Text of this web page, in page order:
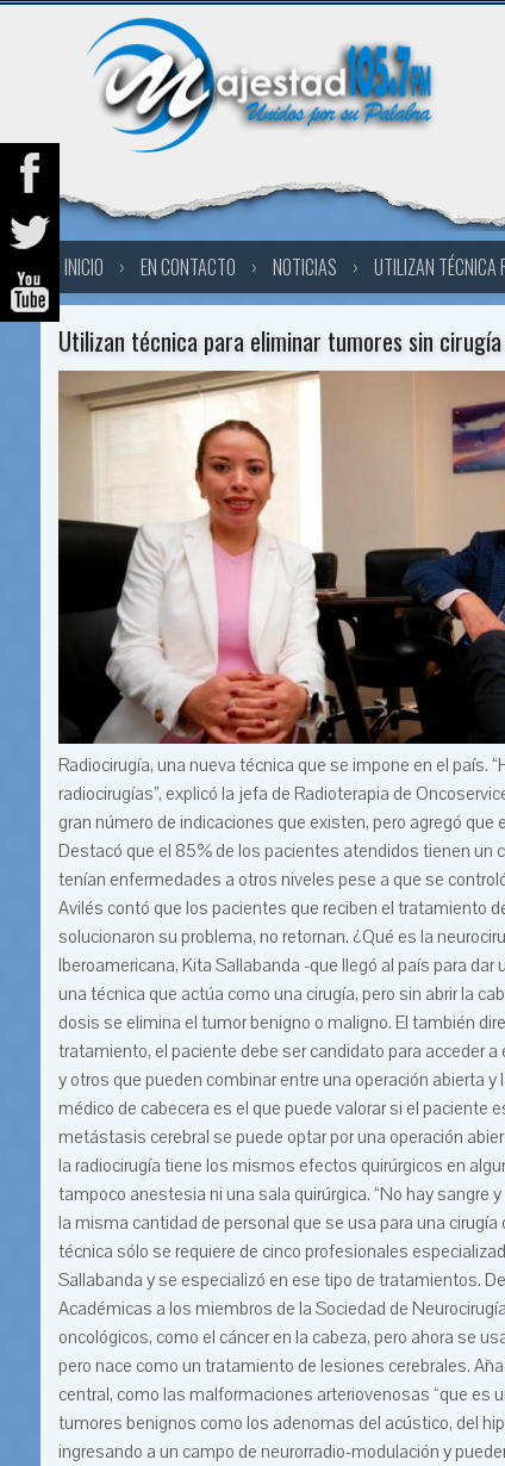
INICIO › EN CONTACTO › NOTICIAS › UTILIZAN TÉCNICA
Utilizan técnica para eliminar tumores sin cirugía
Radiocirugía, una nueva técnica que se impone en el
radiocirugías”, explicó la jefa de Radioterapia de
gran número de indicaciones que existen, pero agregó
Destacó que el 85% de los pacientes atendidos tienen un
tenían enfermedades a otros niveles pese a que se
Avilés contó que los pacientes que reciben el tratamiento
solucionaron su problema, no retornan. ¿Qué es la
Iberoamericana, Kita Sallabanda -que llegó al país para
una técnica que actúa como una cirugía, pero sin abrir la
dosis se elimina el tumor benigno o maligno. El también
tratamiento, el paciente debe ser candidato para acceder
y otros que pueden combinar entre una operación abierta
médico de cabecera es el que puede valorar si el
metástasis cerebral se puede optar por una operación
la radiocirugía tiene los mismos efectos quirúrgicos en
tampoco anestesia ni una sala quirúrgica. “No hay sangre
la misma cantidad de personal que se usa para una
técnica sólo se requiere de cinco profesionales
Sallabanda y se especializó en ese tipo de tratamientos.
Académicas a los miembros de la Sociedad de
oncológicos, como el cáncer en la cabeza, pero ahora se
pero nace como un tratamiento de lesiones cerebrales.
central, como las malformaciones arteriovenosas “que es
tumores benignos como los adenomas del acústico, del
ingresando a un campo de neurorradio-modulación y